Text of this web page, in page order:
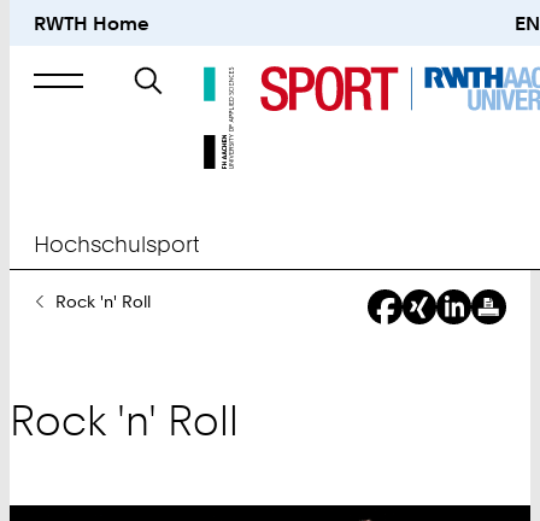
RWTH Home EN
Suche
nach
Hochschulsport
SieRock 'n' Roll
Rock 'n' Roll